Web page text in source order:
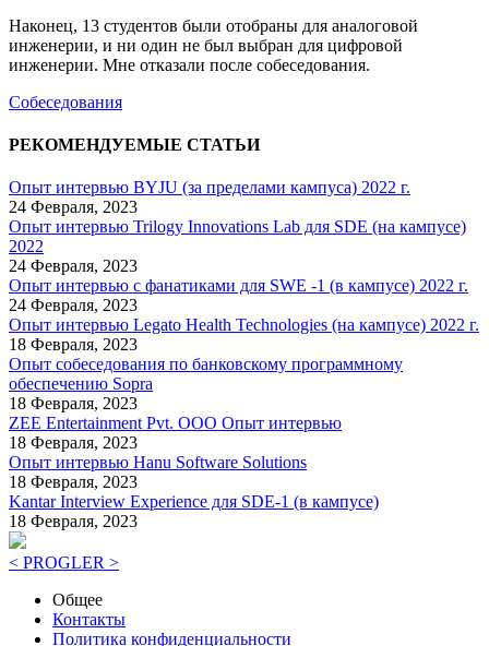
Наконец, 13 студентов были отобраны для аналоговой
инженерии, и ни один не был выбран для цифровой
инженерии. Мне отказали после собеседования.
Собеседования
РЕКОМЕНДУЕМЫЕ СТАТЬИ
Опыт интервью BYJU (за пределами кампуса) 2022 г.
24 Февраля, 2023
Опыт интервью Trilogy Innovations Lab для SDE (на кампусе)
2022
24 Февраля, 2023
Опыт интервью с фанатиками для SWE -1 (в кампусе) 2022 г.
24 Февраля, 2023
Опыт интервью Legato Health Technologies (на кампусе) 2022 г.
18 Февраля, 2023
Опыт собеседования по банковскому программному
обеспечению Sopra
18 Февраля, 2023
ZEE Entertainment Pvt. ООО Опыт интервью
18 Февраля, 2023
Опыт интервью Hanu Software Solutions
18 Февраля, 2023
Kantar Interview Experience для SDE-1 (в кампусе)
18 Февраля, 2023
< PROGLER >
Общее
Контакты
Политика конфиденциальности